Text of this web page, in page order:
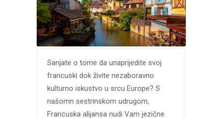
Sanjate o tome da unaprijedite svoj
francuski dok živite nezaboravno
kulturno iskustvo u srcu Europe? S
našomn sestrinskom udrugom,
Francuska alijansa nudi Vam jezične